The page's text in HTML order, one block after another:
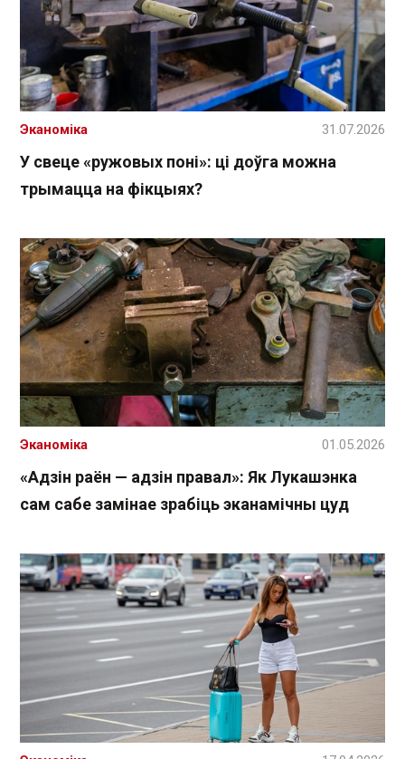
У свеце «ружовых поні»: ці доўга можна
трымацца на фікцыях?
Эканоміка 31.07.2026
«Адзін раён — адзін правал»: Як Лукашэнка
сам сабе замінае зрабіць эканамічны цуд
Эканоміка 01.05.2026